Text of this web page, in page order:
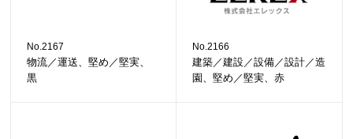
No.2167
物流／運送、堅め／堅実、
黒
No.2166
建築／建設／設備／設計／造
園、堅め／堅実、赤